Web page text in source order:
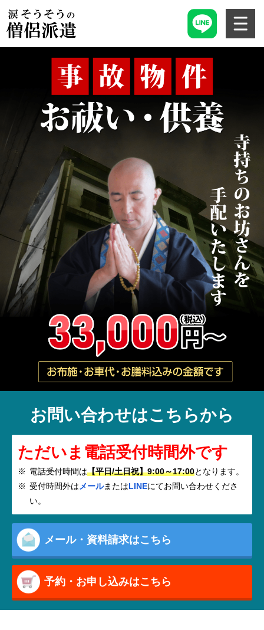
お問い合わせはこちらから
ただいま電話受付時間外です
電話受付時間は【平日/土日祝】9:00～17:00となります。
受付時間外はメールまたはLINEにてお問い合わせくださ
い。
メール・資料請求はこちら
予約・お申し込みはこちら